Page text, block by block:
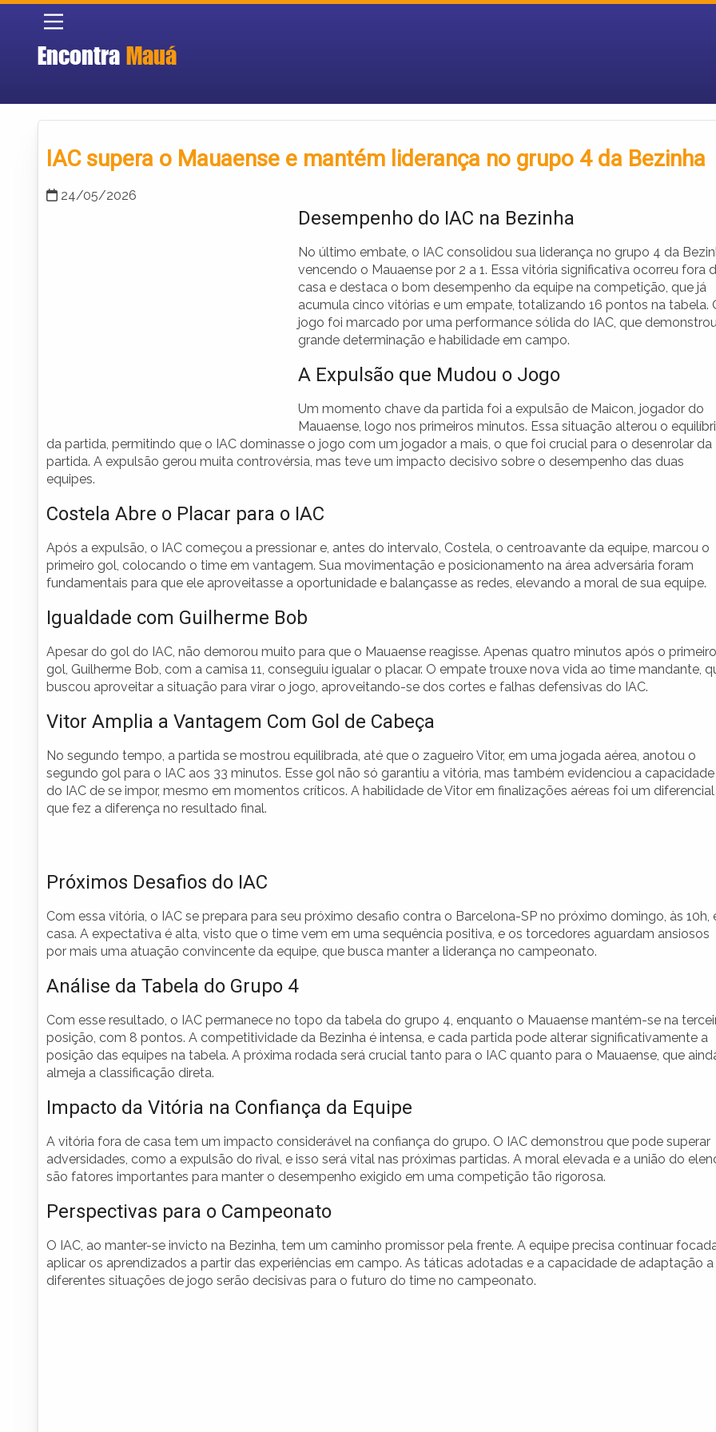
Encontra Mauá
IAC supera o Mauaense e mantém liderança no grupo 4 da Bezinha
24/05/2026
Desempenho do IAC na Bezinha
No último embate, o IAC consolidou sua liderança no grupo 4 da
vencendo o Mauaense por 2 a 1. Essa vitória significativa ocorreu fora
casa e destaca o bom desempenho da equipe na competição, que já
acumula cinco vitórias e um empate, totalizando 16 pontos na tabela.
jogo foi marcado por uma performance sólida do IAC, que
grande determinação e habilidade em campo.
A Expulsão que Mudou o Jogo
Um momento chave da partida foi a expulsão de Maicon, jogador do
Mauaense, logo nos primeiros minutos. Essa situação alterou o
da partida, permitindo que o IAC dominasse o jogo com um jogador a mais, o que foi crucial para o desenrolar da
partida. A expulsão gerou muita controvérsia, mas teve um impacto decisivo sobre o desempenho das duas
equipes.
Costela Abre o Placar para o IAC
Após a expulsão, o IAC começou a pressionar e, antes do intervalo, Costela, o centroavante da equipe, marcou o
primeiro gol, colocando o time em vantagem. Sua movimentação e posicionamento na área adversária foram
fundamentais para que ele aproveitasse a oportunidade e balançasse as redes, elevando a moral de sua equipe.
Igualdade com Guilherme Bob
Apesar do gol do IAC, não demorou muito para que o Mauaense reagisse. Apenas quatro minutos após o primeiro
gol, Guilherme Bob, com a camisa 11, conseguiu igualar o placar. O empate trouxe nova vida ao time mandante,
buscou aproveitar a situação para virar o jogo, aproveitando-se dos cortes e falhas defensivas do IAC.
Vitor Amplia a Vantagem Com Gol de Cabeça
No segundo tempo, a partida se mostrou equilibrada, até que o zagueiro Vitor, em uma jogada aérea, anotou o
segundo gol para o IAC aos 33 minutos. Esse gol não só garantiu a vitória, mas também evidenciou a capacidade
do IAC de se impor, mesmo em momentos críticos. A habilidade de Vitor em finalizações aéreas foi um diferencial
que fez a diferença no resultado final.
Próximos Desafios do IAC
Com essa vitória, o IAC se prepara para seu próximo desafio contra o Barcelona-SP no próximo domingo, às 10h,
casa. A expectativa é alta, visto que o time vem em uma sequência positiva, e os torcedores aguardam ansiosos
por mais uma atuação convincente da equipe, que busca manter a liderança no campeonato.
Análise da Tabela do Grupo 4
Com esse resultado, o IAC permanece no topo da tabela do grupo 4, enquanto o Mauaense mantém-se na
posição, com 8 pontos. A competitividade da Bezinha é intensa, e cada partida pode alterar significativamente a
posição das equipes na tabela. A próxima rodada será crucial tanto para o IAC quanto para o Mauaense, que
almeja a classificação direta.
Impacto da Vitória na Confiança da Equipe
A vitória fora de casa tem um impacto considerável na confiança do grupo. O IAC demonstrou que pode superar
adversidades, como a expulsão do rival, e isso será vital nas próximas partidas. A moral elevada e a união do
são fatores importantes para manter o desempenho exigido em uma competição tão rigorosa.
Perspectivas para o Campeonato
O IAC, ao manter-se invicto na Bezinha, tem um caminho promissor pela frente. A equipe precisa continuar
aplicar os aprendizados a partir das experiências em campo. As táticas adotadas e a capacidade de adaptação a
diferentes situações de jogo serão decisivas para o futuro do time no campeonato.